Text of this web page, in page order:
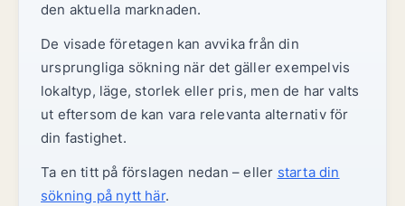
den aktuella marknaden.
De visade företagen kan avvika från din
ursprungliga sökning när det gäller exempelvis
lokaltyp, läge, storlek eller pris, men de har valts
ut eftersom de kan vara relevanta alternativ för
din fastighet.
Ta en titt på förslagen nedan – eller starta din
sökning på nytt här.